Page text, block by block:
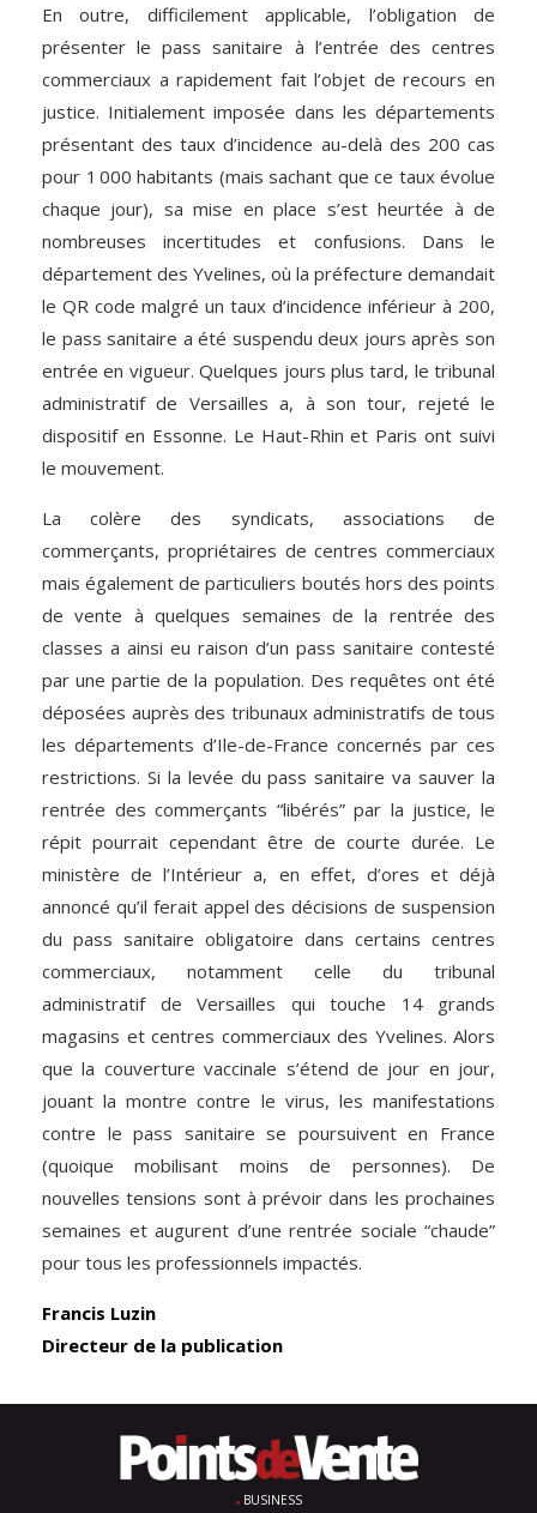
En outre, difficilement applicable, l’obligation de
présenter le pass sanitaire à l’entrée des centres
commerciaux a rapidement fait l’objet de recours en
justice. Initialement imposée dans les départements
présentant des taux d’incidence au-delà des 200 cas
pour 1 000 habitants (mais sachant que ce taux évolue
chaque jour), sa mise en place s’est heurtée à de
nombreuses incertitudes et confusions. Dans le
département des Yvelines, où la préfecture demandait
le QR code malgré un taux d’incidence inférieur à 200,
le pass sanitaire a été suspendu deux jours après son
entrée en vigueur. Quelques jours plus tard, le tribunal
administratif de Versailles a, à son tour, rejeté le
dispositif en Essonne. Le Haut-Rhin et Paris ont suivi
le mouvement.
La colère des syndicats, associations de
commerçants, propriétaires de centres commerciaux
mais également de particuliers boutés hors des points
de vente à quelques semaines de la rentrée des
classes a ainsi eu raison d’un pass sanitaire contesté
par une partie de la population. Des requêtes ont été
déposées auprès des tribunaux administratifs de tous
les départements d’Ile-de-France concernés par ces
restrictions. Si la levée du pass sanitaire va sauver la
rentrée des commerçants “libérés” par la justice, le
répit pourrait cependant être de courte durée. Le
ministère de l’Intérieur a, en effet, d’ores et déjà
annoncé qu’il ferait appel des décisions de suspension
du pass sanitaire obligatoire dans certains centres
commerciaux, notamment celle du tribunal
administratif de Versailles qui touche 14 grands
magasins et centres commerciaux des Yvelines. Alors
que la couverture vaccinale s’étend de jour en jour,
jouant la montre contre le virus, les manifestations
contre le pass sanitaire se poursuivent en France
(quoique mobilisant moins de personnes). De
nouvelles tensions sont à prévoir dans les prochaines
semaines et augurent d’une rentrée sociale “chaude”
pour tous les professionnels impactés.
Francis Luzin
Directeur de la publication
BUSINESS